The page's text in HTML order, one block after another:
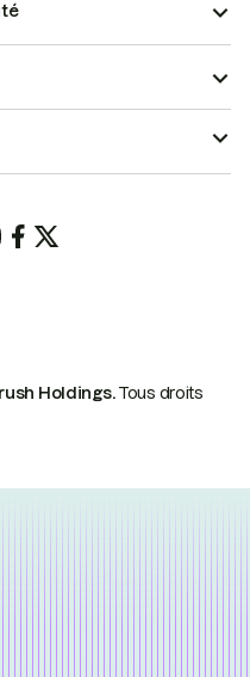
Holdings.Tous droits